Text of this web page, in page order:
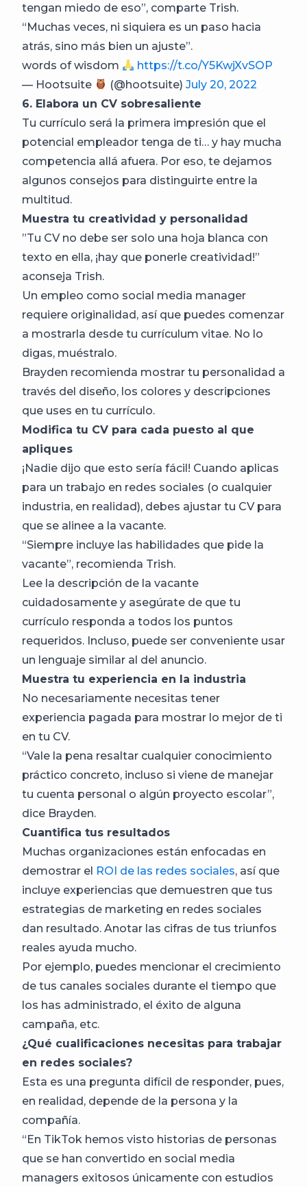
tengan miedo de eso”, comparte Trish.
“Muchas veces, ni siquiera es un paso hacia
atrás, sino más bien un ajuste”.
words of wisdom
https://t.co/Y5KwjXvSOP
— Hootsuite
(@hootsuite)July 20, 2022
6. Elabora un CV sobresaliente
Tu currículo será la primera impresión que el
potencial empleador tenga de ti… y hay mucha
competencia allá afuera. Por eso, te dejamos
algunos consejos para distinguirte entre la
multitud.
Muestra tu creatividad y personalidad
”Tu CV no debe ser solo una hoja blanca con
texto en ella, ¡hay que ponerle creatividad!”
aconseja Trish.
Un empleo como social media manager
requiere originalidad, así que puedes comenzar
a mostrarla desde tu currículum vitae. No lo
digas, muéstralo.
Brayden recomienda mostrar tu personalidad a
través del diseño, los colores y descripciones
que uses en tu currículo.
Modifica tu CV para cada puesto al que
apliques
¡Nadie dijo que esto sería fácil! Cuando aplicas
para un trabajo en redes sociales (o cualquier
industria, en realidad), debes ajustar tu CV para
que se alinee a la vacante.
“Siempre incluye las habilidades que pide la
vacante”, recomienda Trish.
Lee la descripción de la vacante
cuidadosamente y asegúrate de que tu
currículo responda a todos los puntos
requeridos. Incluso, puede ser conveniente usar
un lenguaje similar al del anuncio.
Muestra tu experiencia en la industria
No necesariamente necesitas tener
experiencia pagada para mostrar lo mejor de ti
en tu CV.
“Vale la pena resaltar cualquier conocimiento
práctico concreto, incluso si viene de manejar
tu cuenta personal o algún proyecto escolar”,
dice Brayden.
Cuantifica tus resultados
Muchas organizaciones están enfocadas en
demostrar el ROI de las redes sociales, así que
incluye experiencias que demuestren que tus
estrategias de marketing en redes sociales
dan resultado. Anotar las cifras de tus triunfos
reales ayuda mucho.
Por ejemplo, puedes mencionar el crecimiento
de tus canales sociales durante el tiempo que
los has administrado, el éxito de alguna
campaña, etc.
¿Qué cualificaciones necesitas para trabajar
en redes sociales?
Esta es una pregunta difícil de responder, pues,
en realidad, depende de la persona y la
compañía.
“En TikTok hemos visto historias de personas
que se han convertido en social media
managers exitosos únicamente con estudios